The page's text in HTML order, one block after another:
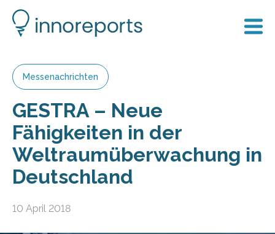
Messenachrichten
GESTRA – Neue
Fähigkeiten in der
Weltraumüberwachung in
Deutschland
10 April 2018